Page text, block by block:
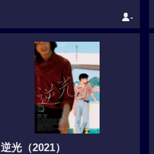
-
逆光（2021）